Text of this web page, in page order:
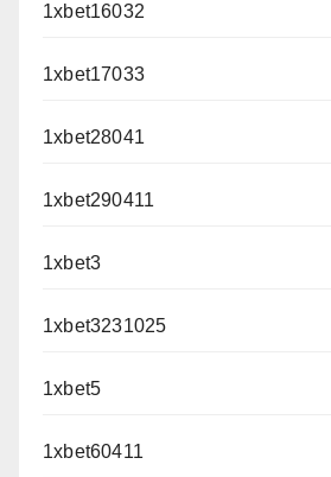
1xbet16032
1xbet17033
1xbet28041
1xbet290411
1xbet3
1xbet3231025
1xbet5
1xbet60411